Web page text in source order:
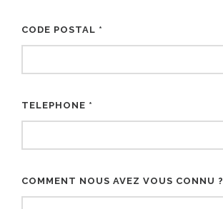
CODE POSTAL *
TELEPHONE *
COMMENT NOUS AVEZ VOUS CONNU ?